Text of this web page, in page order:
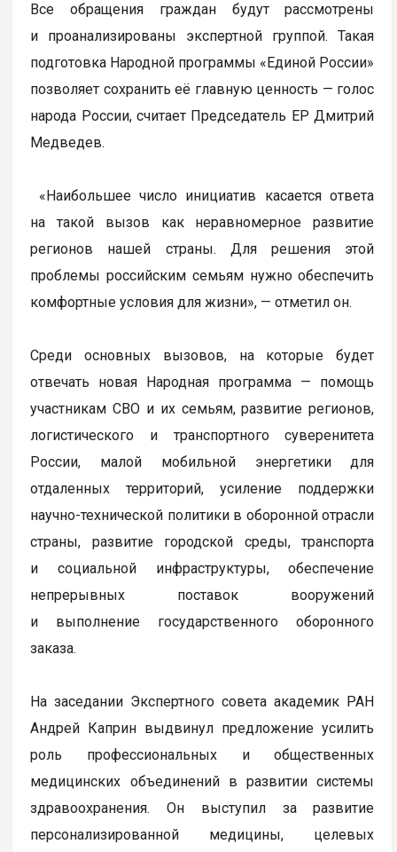
Все обращения граждан будут рассмотрены
и проанализированы экспертной группой. Такая
подготовка Народной программы «Единой России»
позволяет сохранить её главную ценность — голос
народа России, считает Председатель ЕР Дмитрий
Медведев.
«Наибольшее число инициатив касается ответа
на такой вызов как неравномерное развитие
регионов нашей страны. Для решения этой
проблемы российским семьям нужно обеспечить
комфортные условия для жизни», — отметил он.
Среди основных вызовов, на которые будет
отвечать новая Народная программа — помощь
участникам СВО и их семьям, развитие регионов,
логистического и транспортного суверенитета
России, малой мобильной энергетики для
отдаленных территорий, усиление поддержки
научно-технической политики в оборонной отрасли
страны, развитие городской среды, транспорта
и социальной инфраструктуры, обеспечение
непрерывных поставок вооружений
и выполнение государственного оборонного
заказа.
На заседании Экспертного совета академик РАН
Андрей Каприн выдвинул предложение усилить
роль профессиональных и общественных
медицинских объединений в развитии системы
здравоохранения. Он выступил за развитие
персонализированной медицины, целевых